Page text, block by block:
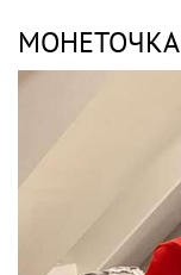
МОНЕТОЧКА